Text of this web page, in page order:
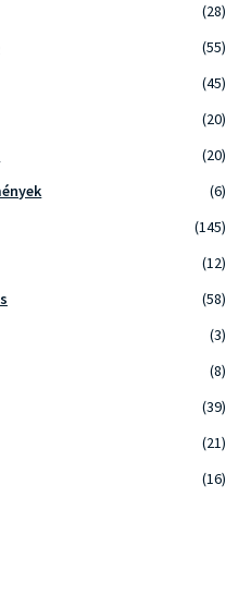
(28)
(55)
(45)
(20)
(20)
(6)
(145)
(12)
(58)
(3)
(8)
(39)
(21)
(16)